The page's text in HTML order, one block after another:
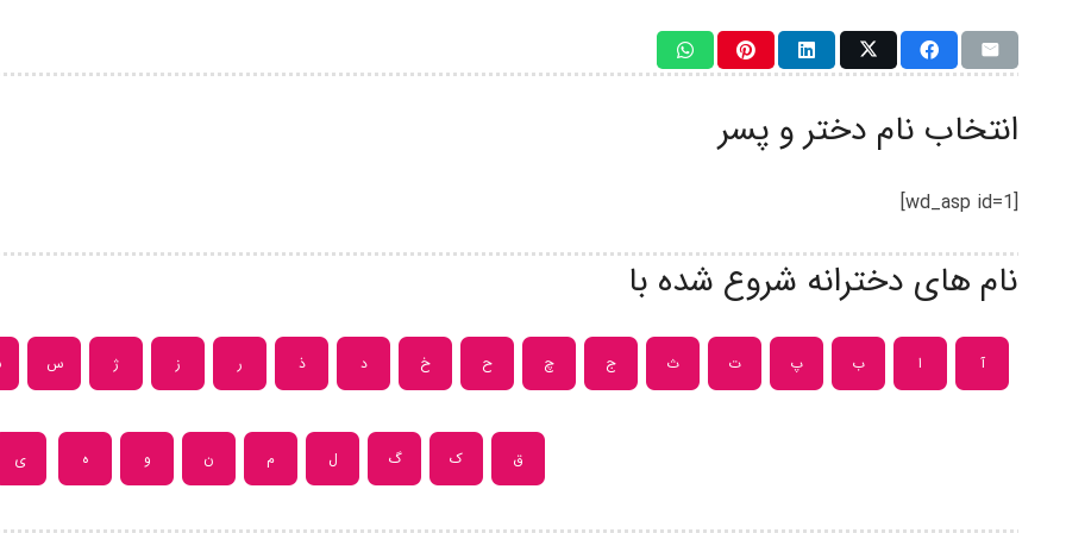
انتخاب نام دختر و پسر
[wd_asp id=1]
نام های دخترانه شروع شده با
آ ا ب پ ت ث ج چ ح خ د ذ ر ز ژ س
ق ک گ ل م ن و ه ی